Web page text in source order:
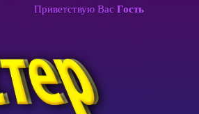
Приветствую Вас Гость